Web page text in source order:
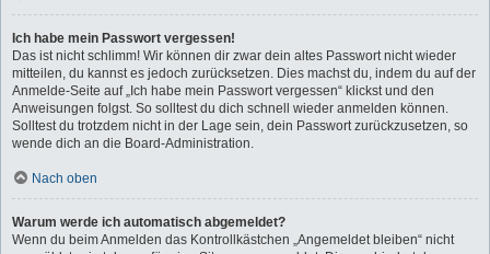
Ich habe mein Passwort vergessen!
Das ist nicht schlimm! Wir können dir zwar dein altes Passwort nicht wieder
mitteilen, du kannst es jedoch zurücksetzen. Dies machst du, indem du auf der
Anmelde-Seite auf „Ich habe mein Passwort vergessen“ klickst und den
Anweisungen folgst. So solltest du dich schnell wieder anmelden können.
Solltest du trotzdem nicht in der Lage sein, dein Passwort zurückzusetzen, so
wende dich an die Board-Administration.
Nach oben
Warum werde ich automatisch abgemeldet?
Wenn du beim Anmelden das Kontrollkästchen „Angemeldet bleiben“ nicht